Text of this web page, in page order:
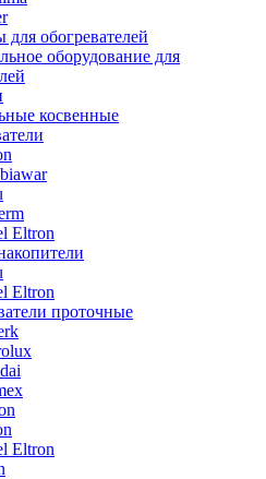
для обогревателей
оборудование для
косвенные
Eltron
Eltron
проточные
Eltron